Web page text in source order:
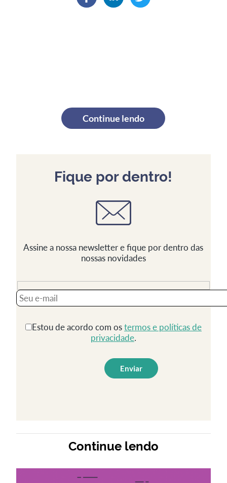
Continue lendo
Fique por dentro!
Assine a nossa newsletter e fique por dentro das
nossas novidades
Estou de acordo com ostermos e políticas de
privacidade.
Continue lendo